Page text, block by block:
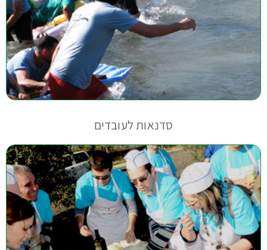
סדנאות לעובדים